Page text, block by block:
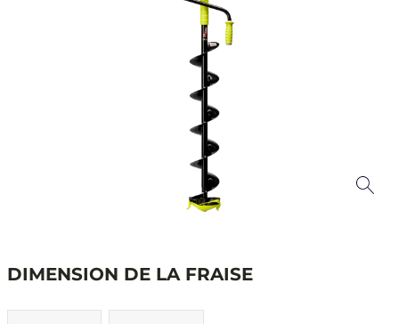
DIMENSION DE LA FRAISE